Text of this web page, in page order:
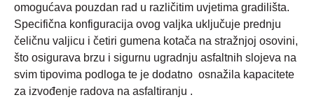
omogućava pouzdan rad u različitim uvjetima gradilišta.
Specifična konfiguracija ovog valjka uključuje prednju
čeličnu valjicu i četiri gumena kotača na stražnjoj osovini,
što osigurava brzu i sigurnu ugradnju asfaltnih slojeva na
svim tipovima podloga te je dodatno osnažila kapacitete
za izvođenje radova na asfaltiranju .